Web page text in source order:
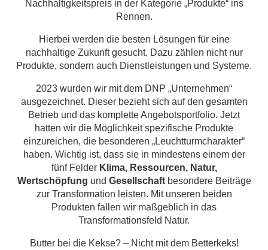
Nachhaltigkeitspreis in der Kategorie „Produkte“ ins
Rennen.
Hierbei werden die besten Lösungen für eine
nachhaltige Zukunft gesucht. Dazu zählen nicht nur
Produkte, sondern auch Dienstleistungen und Systeme.
2023 wurden wir mit dem DNP „Unternehmen“
ausgezeichnet. Dieser bezieht sich auf den gesamten
Betrieb und das komplette Angebotsportfolio. Jetzt
hatten wir die Möglichkeit spezifische Produkte
einzureichen, die besonderen „Leuchtturmcharakter“
haben. Wichtig ist, dass sie in mindestens einem der
fünf Felder Klima, Ressourcen, Natur,
Wertschöpfung und Gesellschaftbesondere Beiträge
zur Transformation leisten. Mit unseren beiden
Produkten fallen wir maßgeblich in das
Transformationsfeld Natur.
Butter bei die Kekse? – Nicht mit dem Betterkeks!